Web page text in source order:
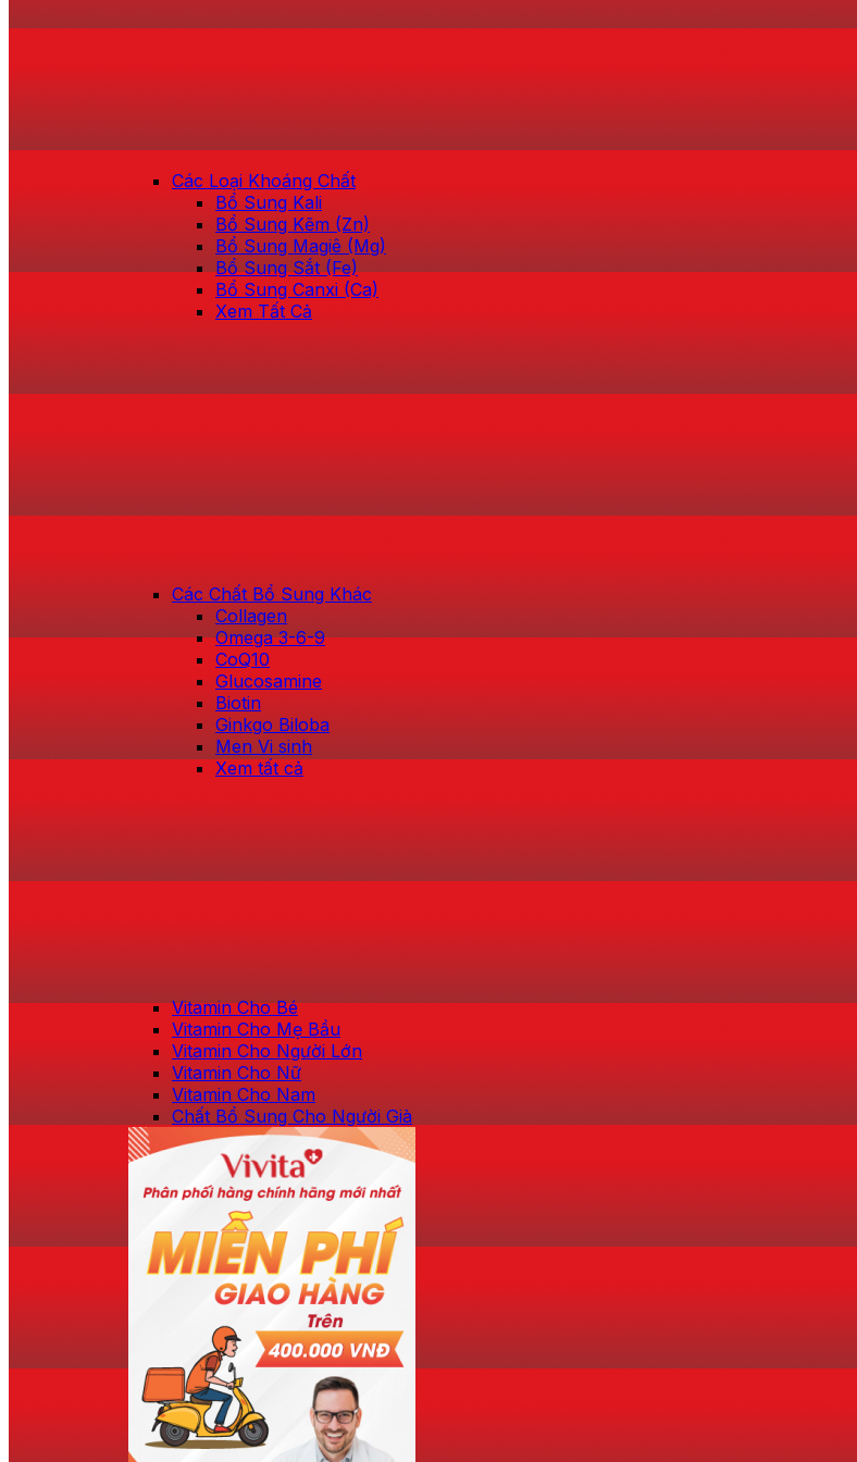
Các Loại Khoáng Chất
Bổ Sung Kali
Bổ Sung Kẽm (Zn)
Bổ Sung Magiê (Mg)
Bổ Sung Sắt (Fe)
Bổ Sung Canxi (Ca)
Xem Tất Cả
Các Chất Bổ Sung Khác
Collagen
Omega 3-6-9
CoQ10
Glucosamine
Biotin
Ginkgo Biloba
Men Vi sinh
Xem tất cả
Vitamin Cho Bé
Vitamin Cho Mẹ Bầu
Vitamin Cho Người Lớn
Vitamin Cho Nữ
Vitamin Cho Nam
Chất Bổ Sung Cho Người Già